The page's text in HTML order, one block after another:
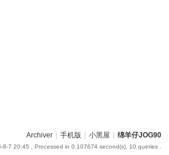
Archiver 手机版 小黑屋 绵羊仔JOG90
8-7 20:45 , Processed in 0.107674 second(s), 10 queries .